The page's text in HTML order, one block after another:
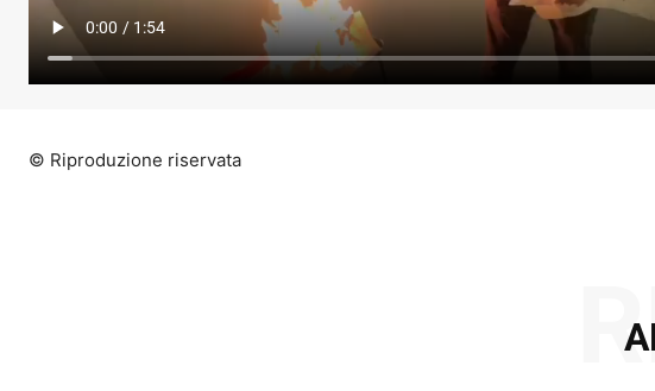
© Riproduzione riservata